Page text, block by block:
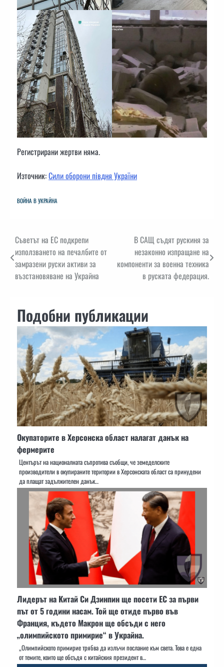
Регистрирани жертви няма.
Източник:Сили оборони півдня України
ВОЙНА В УКРАЙНА
Навигация
Съветът на ЕС подкрепи
използването на печалбите от
замразени руски активи за
възстановяване на Украйна
В САЩ съдят рускиня за
незаконно изпращане на
компоненти за военна техника
в руската федерация.
Подобни публикации
Окупаторите в Херсонска област налагат данък на
фермерите
Центърът на националната съпротива съобщи, че земеделските
производители в окупираните територии в Херсонската област са принудени
да плащат задължителен данък…
Лидерът на Китай Си Дзинпин ще посети ЕС за първи
път от 5 години насам. Той ще отиде първо във
Франция, където Макрон ще обсъди с него
„олимпийското примирие“ в Украйна.
„Олимпийското примирие трябва да излъчи послание към света. Това е една
от темите, които ще обсъдя с китайския президент в…